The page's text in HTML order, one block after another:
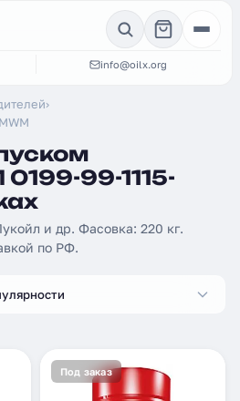
info@oilx.org
›
99-1115-
и др. Фасовка: 220 кг.
по РФ.
Под заказ